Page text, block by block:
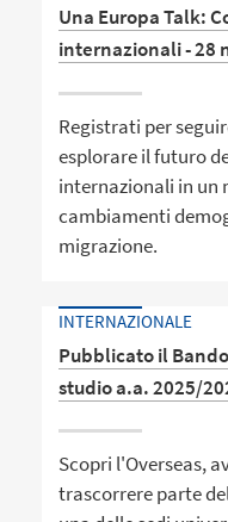
Una Europa Talk:
internazionali - 28
Registrati per
esplorare il futuro
internazionali in un
cambiamenti
migrazione.
INTERNAZIONALE
Pubblicato il
studio a.a. 2025/
Scopri l'Overseas,
trascorrere parte